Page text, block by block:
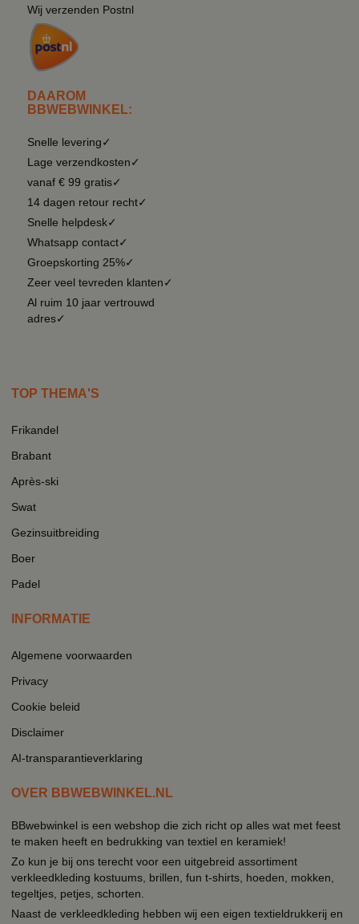
Wij verzenden Postnl
DAAROM
BBWEBWINKEL:
Snelle levering✓
Lage verzendkosten✓
vanaf € 99 gratis✓
14 dagen retour recht✓
Snelle helpdesk✓
Whatsapp contact✓
Groepskorting 25%✓
Zeer veel tevreden klanten✓
Al ruim 10 jaar vertrouwd
adres✓
TOP THEMA'S
Frikandel
Brabant
Après-ski
Swat
Gezinsuitbreiding
Boer
Padel
INFORMATIE
Algemene voorwaarden
Privacy
Cookie beleid
Disclaimer
AI-transparantieverklaring
OVER BBWEBWINKEL.NL
BBwebwinkel is een webshop die zich richt op alles wat met feest
te maken heeft en bedrukking van textiel en keramiek!
Zo kun je bij ons terecht voor een uitgebreid assortiment
verkleedkleding kostuums, brillen, fun t-shirts, hoeden, mokken,
tegeltjes, petjes, schorten.
Naast de verkleedkleding hebben wij een eigen textieldrukkerij en